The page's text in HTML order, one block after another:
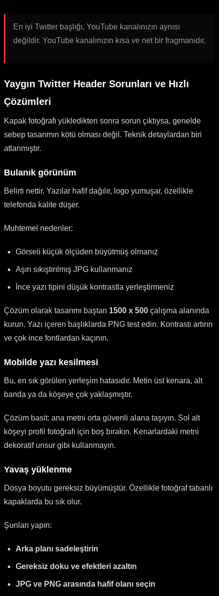
En iyi Twitter başlığı, YouTube kanalınızın aynısı
değildir. YouTube kanalınızın kısa ve net bir fragmanıdır.
Yaygın Twitter Header Sorunları ve Hızlı
Çözümleri
Kapak fotoğrafı yükledikten sonra sorun çıktıysa, genelde
sebep tasarımın kötü olması değil. Teknik detaylardan biri
atlanmıştır.
Bulanık görünüm
Belirti nettir. Yazılar hafif dağılır, logo yumuşar, özellikle
telefonda kalite düşer.
Muhtemel nedenler:
Görseli küçük ölçüden büyütmüş olmanız
Aşırı sıkıştırılmış JPG kullanmanız
İnce yazı tipini düşük kontrastla yerleştirmeniz
Çözüm olarak tasarımı baştan 1500 x 500 çalışma alanında
kurun. Yazı içeren başlıklarda PNG test edin. Kontrastı artırın
ve çok ince fontlardan kaçının.
Mobilde yazı kesilmesi
Bu, en sık görülen yerleşim hatasıdır. Metin üst kenara, alt
banda ya da köşeye çok yaklaşmıştır.
Çözüm basit: ana metni orta güvenli alana taşıyın. Sol alt
köşeyi profil fotoğrafı için boş bırakın. Kenarlardaki metni
dekoratif unsur gibi kullanmayın.
Yavaş yüklenme
Dosya boyutu gereksiz büyümüştür. Özellikle fotoğraf tabanlı
kapaklarda bu sık olur.
Şunları yapın:
Arka planı sadeleştirin
Gereksiz doku ve efektleri azaltın
JPG ve PNG arasında hafif olanı seçin